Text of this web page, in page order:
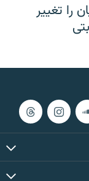
را تغییر